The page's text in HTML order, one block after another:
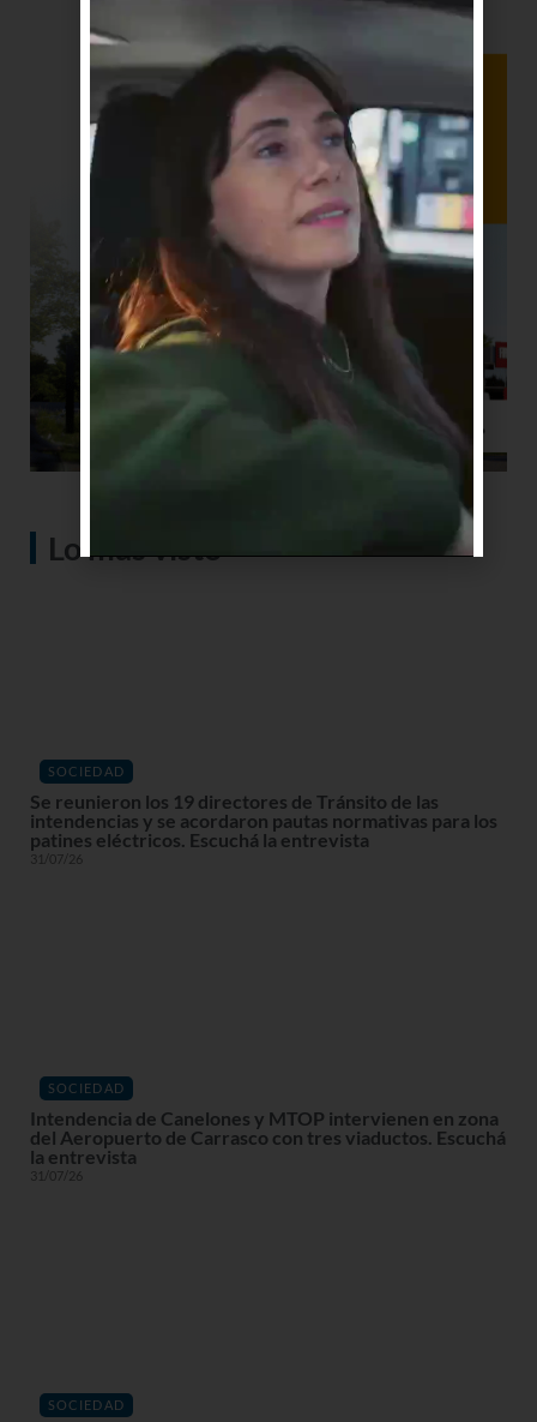
Lo más visto
SOCIEDAD
Se reunieron los 19 directores de Tránsito de las
intendencias y se acordaron pautas normativas para los
patines eléctricos. Escuchá la entrevista
31/07/26
SOCIEDAD
Intendencia de Canelones y MTOP intervienen en zona
del Aeropuerto de Carrasco con tres viaductos. Escuchá
la entrevista
31/07/26
SOCIEDAD